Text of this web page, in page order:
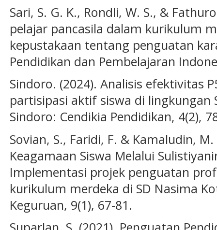
Sari, S. G. K., Rondli, W. S., &
pelajar pancasila dalam kurikulum
kepustakaan tentang penguatan
Pendidikan dan Pembelajaran
Sindoro. (2024). Analisis efektivitas
partisipasi aktif siswa di lingkungan
Sindoro: Cendikia Pendidikan, 4(2),
Sovian, S., Faridi, F. & Kamaludin,
Keagamaan Siswa Melalui
Implementasi projek penguatan
kurikulum merdeka di SD Nasima
Keguruan, 9(1), 67-81.